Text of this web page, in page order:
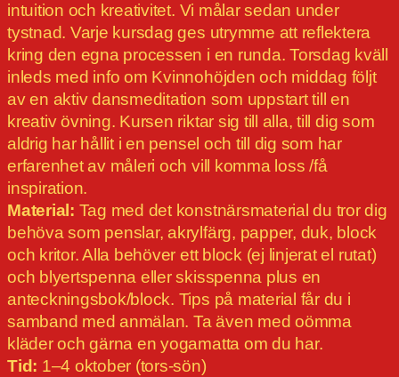
intuition och kreativitet. Vi målar sedan under
tystnad. Varje kursdag ges utrymme att reflektera
kring den egna processen i en runda. Torsdag kväll
inleds med info om Kvinnohöjden och middag följt
av en aktiv dansmeditation som uppstart till en
kreativ övning. Kursen riktar sig till alla, till dig som
aldrig har hållit i en pensel och till dig som har
erfarenhet av måleri och vill komma loss /få
inspiration.
Material: Tag med det konstnärsmaterial du tror dig
behöva som penslar, akrylfärg, papper, duk, block
och kritor. Alla behöver ett block (ej linjerat el rutat)
och blyertspenna eller skisspenna plus en
anteckningsbok/block. Tips på material får du i
samband med anmälan. Ta även med oömma
kläder och gärna en yogamatta om du har.
Tid: 1–4 oktober (tors-sön)